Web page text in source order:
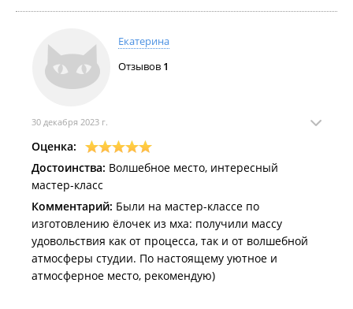
Екатерина
Отзывов 1
30 декабря 2023 г.
Оценка:
Достоинства: Волшебное место, интересный
мастер-класс
Комментарий: Были на мастер-классе по
изготовлению ёлочек из мха: получили массу
удовольствия как от процесса, так и от волшебной
атмосферы студии. По настоящему уютное и
атмосферное место, рекомендую)